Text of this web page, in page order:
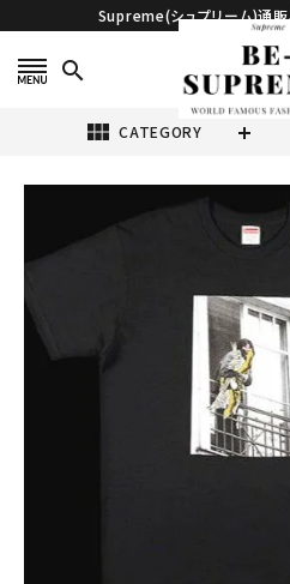
Supreme(シュプリーム)通
search
view_module CATEGORY